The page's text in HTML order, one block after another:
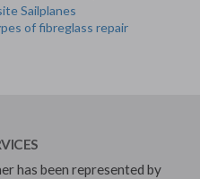
Sailplanes
of fibreglass repair
has been represented by